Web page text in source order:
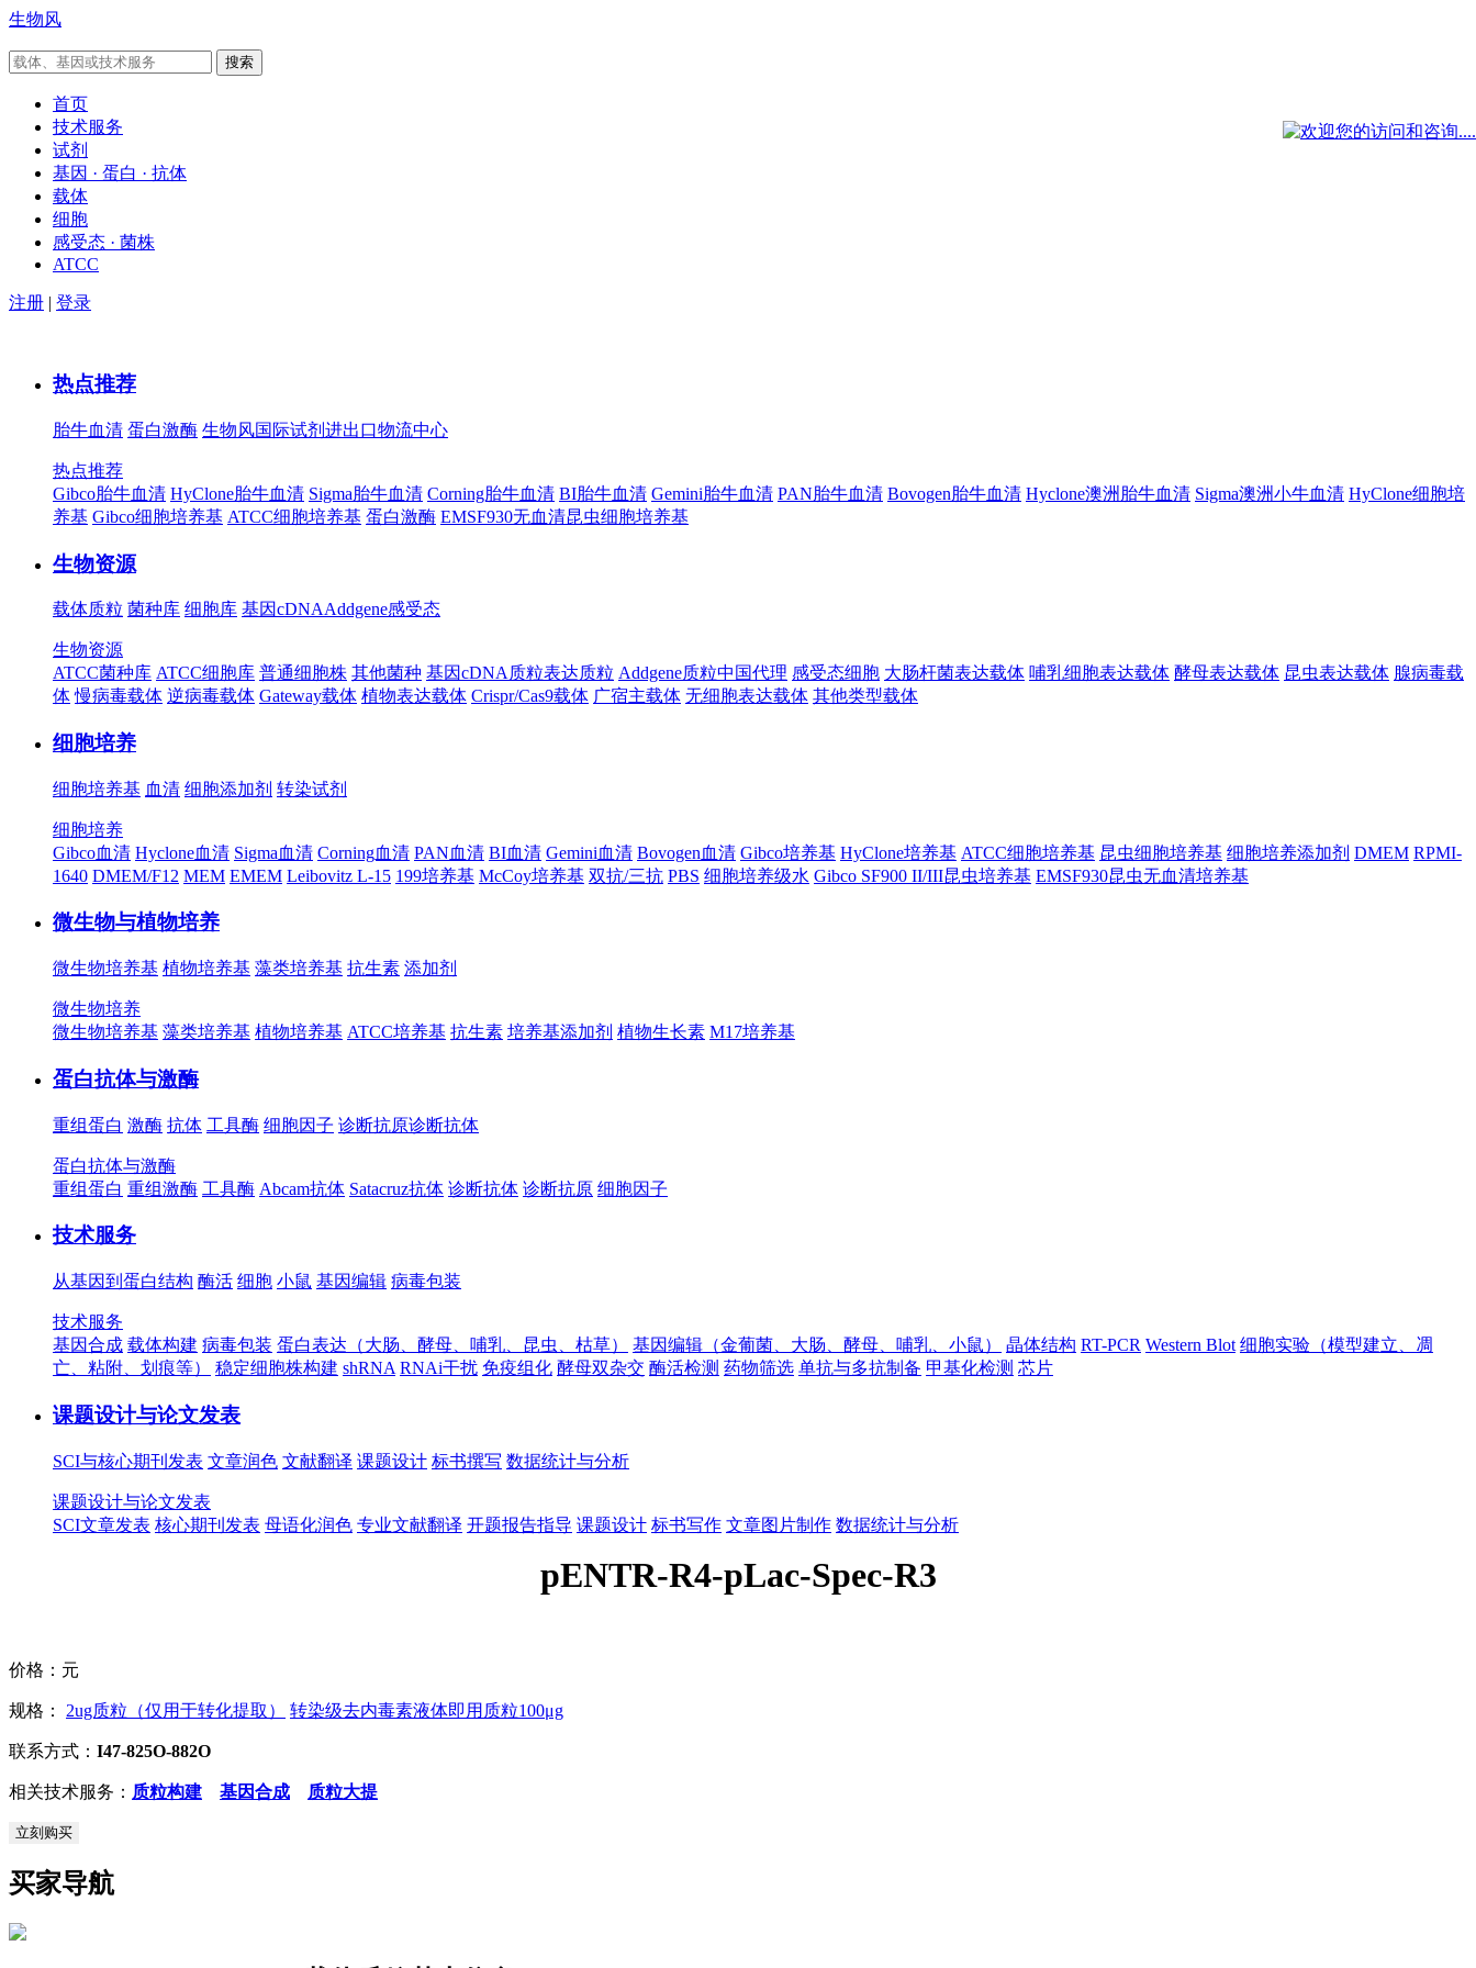
生物风
首页
技术服务
试剂
基因 · 蛋白 · 抗体
载体
细胞
感受态 · 菌株
ATCC
注册 | 登录
热点推荐
胎牛血清 蛋白激酶 生物风国际试剂进出口物流中心
热点推荐
Gibco胎牛血清 HyClone胎牛血清 Sigma胎牛血清 Corning胎牛血清 BI胎牛血清 Gemini胎牛血清 PAN胎牛血清 Bovogen胎牛血清 Hyclone澳洲胎牛血清 Sigma澳洲小牛血清 HyClone细胞培
养基 Gibco细胞培养基 ATCC细胞培养基 蛋白激酶 EMSF930无血清昆虫细胞培养基
生物资源
载体质粒 菌种库 细胞库 基因cDNAAddgene感受态
生物资源
ATCC菌种库 ATCC细胞库 普通细胞株 其他菌种 基因cDNA质粒表达质粒 Addgene质粒中国代理 感受态细胞 大肠杆菌表达载体 哺乳细胞表达载体 酵母表达载体 昆虫表达载体 腺病毒载
体 慢病毒载体 逆病毒载体 Gateway载体 植物表达载体 Crispr/Cas9载体 广宿主载体 无细胞表达载体 其他类型载体
细胞培养
细胞培养基 血清 细胞添加剂 转染试剂
细胞培养
Gibco血清 Hyclone血清 Sigma血清 Corning血清 PAN血清 BI血清 Gemini血清 Bovogen血清 Gibco培养基 HyClone培养基 ATCC细胞培养基 昆虫细胞培养基 细胞培养添加剂 DMEM RPMI-
1640 DMEM/F12 MEM EMEM Leibovitz L-15 199培养基 McCoy培养基 双抗/三抗 PBS 细胞培养级水 Gibco SF900 II/III昆虫培养基 EMSF930昆虫无血清培养基
微生物与植物培养
微生物培养基 植物培养基 藻类培养基 抗生素 添加剂
微生物培养
微生物培养基 藻类培养基 植物培养基 ATCC培养基 抗生素 培养基添加剂 植物生长素 M17培养基
蛋白抗体与激酶
重组蛋白 激酶 抗体 工具酶 细胞因子 诊断抗原诊断抗体
蛋白抗体与激酶
重组蛋白 重组激酶 工具酶 Abcam抗体 Satacruz抗体 诊断抗体 诊断抗原 细胞因子
技术服务
从基因到蛋白结构 酶活 细胞 小鼠 基因编辑 病毒包装
技术服务
基因合成 载体构建 病毒包装 蛋白表达（大肠、酵母、哺乳、昆虫、枯草） 基因编辑（金葡菌、大肠、酵母、哺乳、小鼠） 晶体结构 RT-PCR Western Blot 细胞实验（模型建立、凋
亡、粘附、划痕等）
稳定细胞株构建 shRNA RNAi干扰 免疫组化 酵母双杂交 酶活检测 药物筛选 单抗与多抗制备 甲基化检测 芯片
课题设计与论文发表
SCI与核心期刊发表 文章润色 文献翻译 课题设计 标书撰写 数据统计与分析
课题设计与论文发表
SCI文章发表 核心期刊发表 母语化润色 专业文献翻译 开题报告指导 课题设计 标书写作 文章图片制作 数据统计与分析
pENTR-R4-pLac-Spec-R3
价格： 元
规格： 2ug质粒（仅用于转化提取） 转染级去内毒素液体即用质粒100μg
联系方式： I47-825O-882O
相关技术服务： 质粒构建 基因合成 质粒大提
立刻购买
买家导航